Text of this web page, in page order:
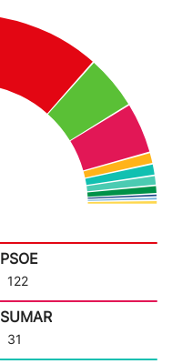
PSOE
122
SUMAR
31